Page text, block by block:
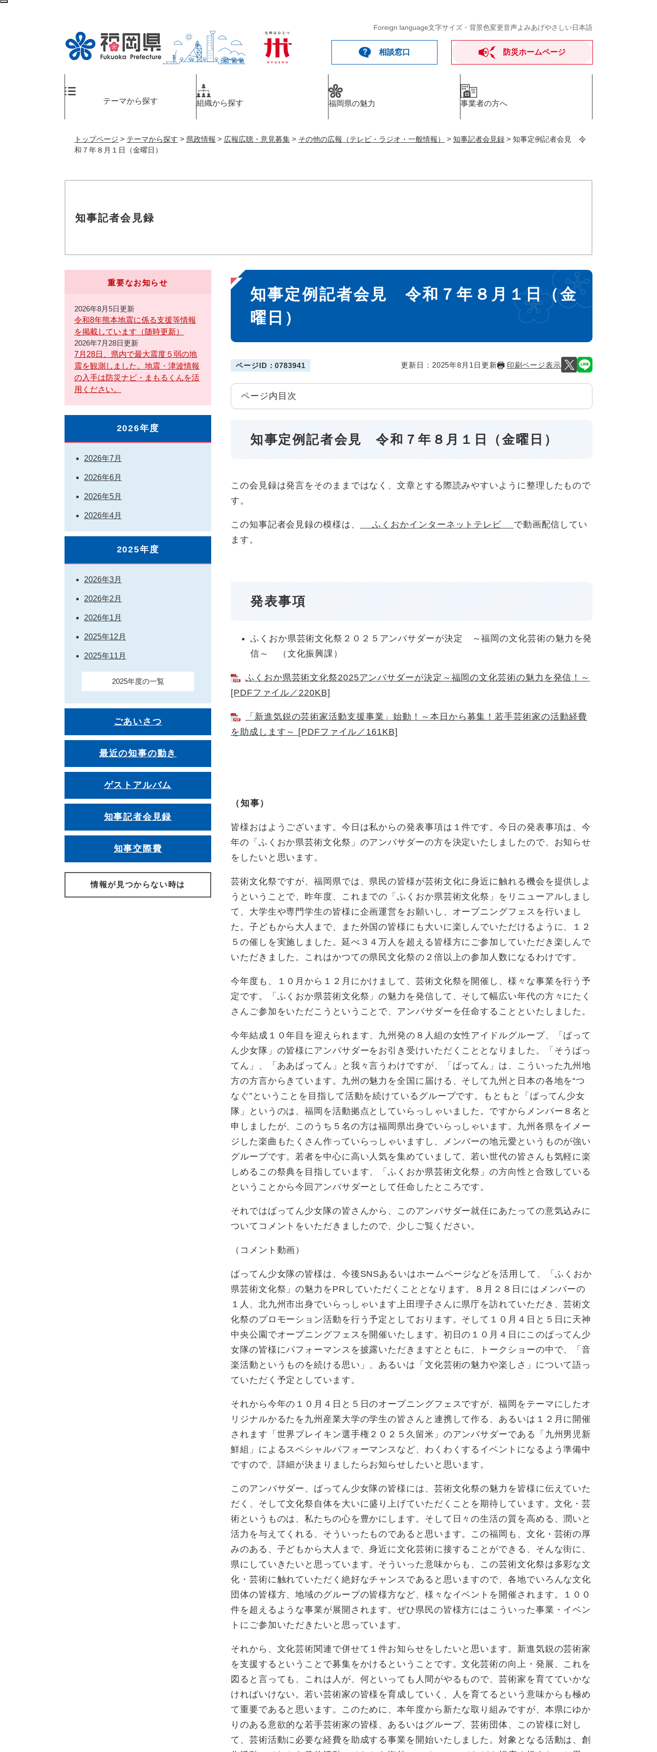
ペ
Foreign language文字サイズ・背景色変更音声よみあげやさしい日本語
相談窓口 防災ホームページ
テーマから探す 組織から探す 福岡県の魅力 事業者の方へ
トップページ > テーマから探す > 県政情報 > 広報広聴・意見募集 > その他の広報（テレビ・ラジオ・一般情報） > 知事記者会見録 > 知事定例記者会見 令
和７年８月１日（金曜日）
知事記者会見録
本
文
知事定例記者会見 令和７年８月１日（金
曜日）
ページID：0783941 更新日：2025年8月1日更新 印刷ページ表示
ページ内目次
知事定例記者会見 令和７年８月１日（金曜日）
この会見録は発言をそのままではなく、文章とする際読みやすいように整理したもので
す。
この知事記者会見録の模様は、 ふくおかインターネットテレビ で動画配信してい
ます。
発表事項
ふくおか県芸術文化祭２０２５アンバサダーが決定 ～福岡の文化芸術の魅力を発
信～ （文化振興課）
ふくおか県芸術文化祭2025アンバサダーが決定～福岡の文化芸術の魅力を発信！～
[PDFファイル／220KB]
「新進気鋭の芸術家活動支援事業」始動！～本日から募集！若手芸術家の活動経費
を助成します～ [PDFファイル／161KB]
（知事）
皆様おはようございます。今日は私からの発表事項は１件です。今日の発表事項は、今
年の「ふくおか県芸術文化祭」のアンバサダーの方を決定いたしましたので、お知らせ
をしたいと思います。
芸術文化祭ですが、福岡県では、県民の皆様が芸術文化に身近に触れる機会を提供しよ
うということで、昨年度、これまでの「ふくおか県芸術文化祭」をリニューアルしまし
て、大学生や専門学生の皆様に企画運営をお願いし、オープニングフェスを行いまし
た。子どもから大人まで、また外国の皆様にも大いに楽しんでいただけるように、１２
５の催しを実施しました。延べ３４万人を超える皆様方にご参加していただき楽しんで
いただきました。これはかつての県民文化祭の２倍以上の参加人数になるわけです。
今年度も、１０月から１２月にかけまして、芸術文化祭を開催し、様々な事業を行う予
定です。「ふくおか県芸術文化祭」の魅力を発信して、そして幅広い年代の方々にたく
さんご参加をいただこうということで、アンバサダーを任命することといたしました。
今年結成１０年目を迎えられます、九州発の８人組の女性アイドルグループ、「ばって
ん少女隊」の皆様にアンバサダーをお引き受けいただくこととなりました。「そうばっ
てん」、「ああばってん」と我々言うわけですが、「ばってん」は、こういった九州地
方の方言からきています。九州の魅力を全国に届ける、そして九州と日本の各地を“つ
なぐ”ということを目指して活動を続けているグループです。もともと「ばってん少女
隊」というのは、福岡を活動拠点としていらっしゃいました。ですからメンバー８名と
申しましたが、このうち５名の方は福岡県出身でいらっしゃいます。九州各県をイメー
ジした楽曲もたくさん作っていらっしゃいますし、メンバーの地元愛というものが強い
グループです。若者を中心に高い人気を集めていまして、若い世代の皆さんも気軽に楽
しめるこの祭典を目指しています、「ふくおか県芸術文化祭」の方向性と合致している
ということから今回アンバサダーとして任命したところです。
それではばってん少女隊の皆さんから、このアンバサダー就任にあたっての意気込みに
ついてコメントをいただきましたので、少しご覧ください。
（コメント動画）
ばってん少女隊の皆様は、今後SNSあるいはホームページなどを活用して、「ふくおか
県芸術文化祭」の魅力をPRしていただくこととなります。８月２８日にはメンバーの
１人、北九州市出身でいらっしゃいます上田理子さんに県庁を訪れていただき、芸術文
化祭のプロモーション活動を行う予定としております。そして１０月４日と５日に天神
中央公園でオープニングフェスを開催いたします。初日の１０月４日にこのばってん少
女隊の皆様にパフォーマンスを披露いただきますとともに、トークショーの中で、「音
楽活動というものを続ける思い」、あるいは「文化芸術の魅力や楽しさ」について語っ
ていただく予定としています。
それから今年の１０月４日と５日のオープニングフェスですが、福岡をテーマにしたオ
リジナルかるたを九州産業大学の学生の皆さんと連携して作る、あるいは１２月に開催
されます「世界ブレイキン選手権２０２５久留米」のアンバサダーである「九州男児新
鮮組」によるスペシャルパフォーマンスなど、わくわくするイベントになるよう準備中
ですので、詳細が決まりましたらお知らせしたいと思います。
このアンバサダー、ばってん少女隊の皆様には、芸術文化祭の魅力を皆様に伝えていた
だく、そして文化祭自体を大いに盛り上げていただくことを期待しています。文化・芸
術というものは、私たちの心を豊かにします。そして日々の生活の質を高める、潤いと
活力を与えてくれる、そういったものであると思います。この福岡も、文化・芸術の厚
みのある、子どもから大人まで、身近に文化芸術に接することができる、そんな街に、
県にしていきたいと思っています。そういった意味からも、この芸術文化祭は多彩な文
化・芸術に触れていただく絶好なチャンスであると思いますので、各地でいろんな文化
団体の皆様方、地域のグループの皆様方など、様々なイベントを開催されます。１００
件を超えるような事業が展開されます。ぜひ県民の皆様方にはこういった事業・イベン
トにご参加いただきたいと思っています。
それから、文化芸術関連で併せて１件お知らせをしたいと思います。新進気鋭の芸術家
を支援するということで募集をかけるということです。文化芸術の向上・発展、これを
図ると言っても、これは人が、何といっても人間がやるもので、芸術家を育てていかな
ければいけない。若い芸術家の皆様を育成していく、人を育てるという意味からも極め
て重要であると思います。このために、本年度から新たな取り組みですが、本県にゆか
りのある意欲的な若手芸術家の皆様、あるいはグループ、芸術団体、この皆様に対し
て、芸術活動に必要な経費を助成する事業を開始いたしました。対象となる活動は、創
重要なお知らせ
2026年8月5日更新
令和8年熊本地震に係る支援等情報
を掲載しています（随時更新）
2026年7月28日更新
7月28日、県内で最大震度５弱の地
震を観測しました。地震・津波情報
の入手は防災ナビ・まもるくんを活
用ください。
2026年度
2026年7月
2026年6月
2026年5月
2026年4月
2025年度
2026年3月
2026年2月
2026年1月
2025年12月
2025年11月
2025年度の一覧
ごあいさつ
最近の知事の動き
ゲストアルバム
知事記者会見録
知事交際費
情報が見つからない時は